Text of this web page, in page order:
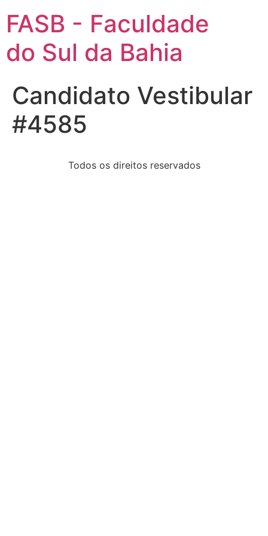
FASB - Faculdade
do Sul da Bahia
Candidato Vestibular
#4585
Todos os direitos reservados